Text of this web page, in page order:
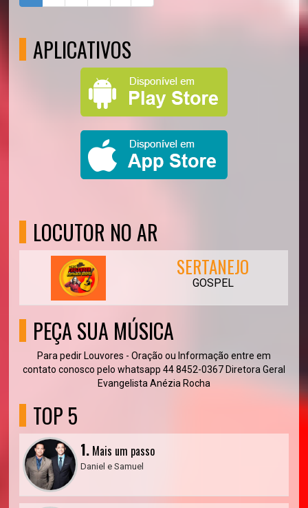
APLICATIVOS
LOCUTOR NO AR
SERTANEJO
GOSPEL
PEÇA SUA MÚSICA
Para pedir Louvores - Oração ou Informação entre em
contato conosco pelo whatsapp 44 8452-0367 Diretora Geral
Evangelista Anézia Rocha
TOP 5
1. Mais um passo
Daniel e Samuel